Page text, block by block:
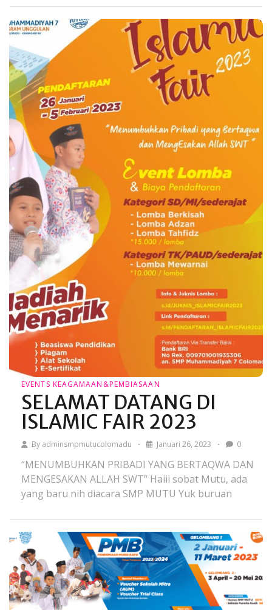
EVENTS KEAGAMAAN&PEMBIASAAN
SELAMAT DATANG DI
ISLAMIC FAIR 2023
By adminsmpmutucolomadu Januari 26, 2023 0
“MENUMBUHKAN PRIBADI YANG BERTAQWA DAN
MENGESAKAN ALLAH SWT” Haiii sobat Mutu, ada
yang baru nih diacara SMP MUTU Yuk buruan